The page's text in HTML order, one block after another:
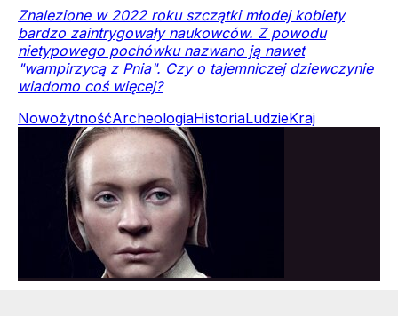
Znalezione w 2022 roku szczątki młodej kobiety
bardzo zaintrygowały naukowców. Z powodu
nietypowego pochówku nazwano ją nawet
"wampirzycą z Pnia". Czy o tajemniczej dziewczynie
wiadomo coś więcej?
NowożytnośćArcheologiaHistoriaLudzieKraj